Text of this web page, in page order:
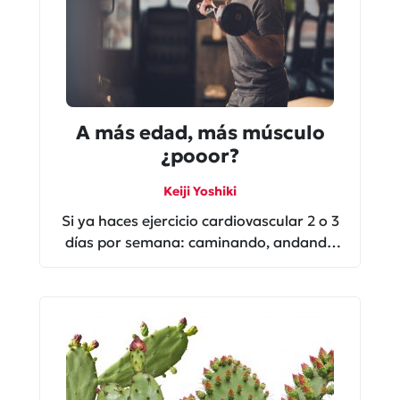
A más edad, más músculo
¿pooor?
Keiji Yoshiki
Si ya haces ejercicio cardiovascular 2 o 3
días por semana: caminando, andando